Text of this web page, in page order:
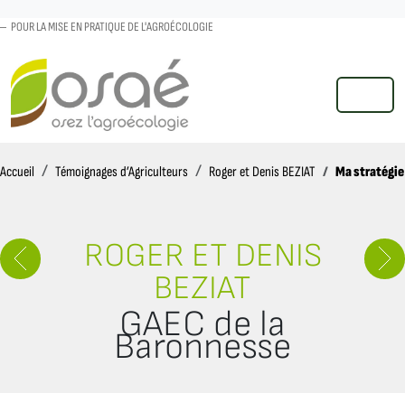
POUR LA MISE EN PRATIQUE DE L'AGROÉCOLOGIE
MENU
Accueil AccueilTémoignages d’Agriculteurs Roger et Denis BEZIAT Ma stratégie
ROGER ET DENIS
BEZIAT
GAEC de la
Baronnesse